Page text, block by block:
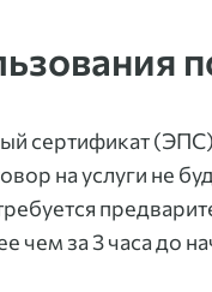
сертификат
на услуги не
чем за 3 часа до